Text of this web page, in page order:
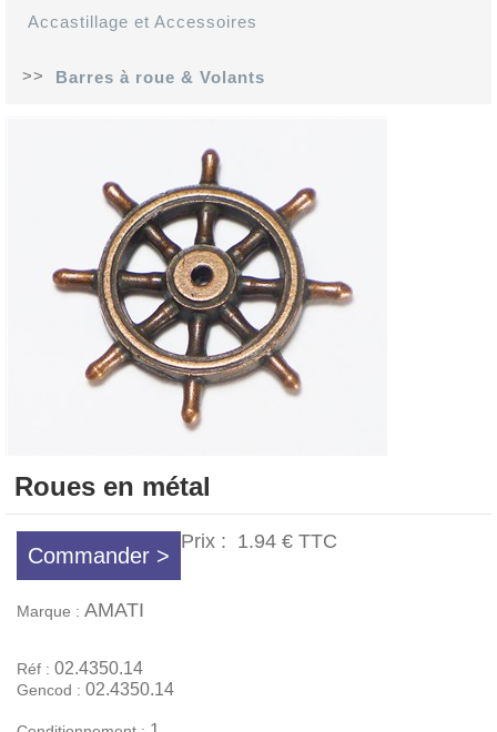
Accastillage et Accessoires
>> Barres à roue & Volants
Roues en métal
Commander >
Prix : 1.94 € TTC
Marque : AMATI
Réf : 02.4350.14
Gencod : 02.4350.14